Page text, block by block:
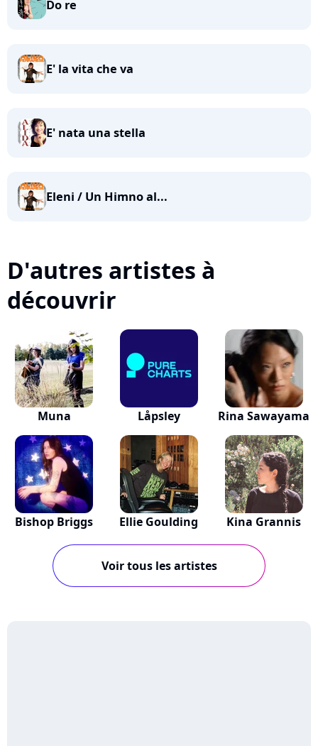
Do re
E' la vita che va
E' nata una stella
Eleni / Un Himno al...
D'autres artistes à
découvrir
Muna Låpsley Rina Sawayama
Bishop Briggs Ellie Goulding Kina Grannis
Voir tous les artistes